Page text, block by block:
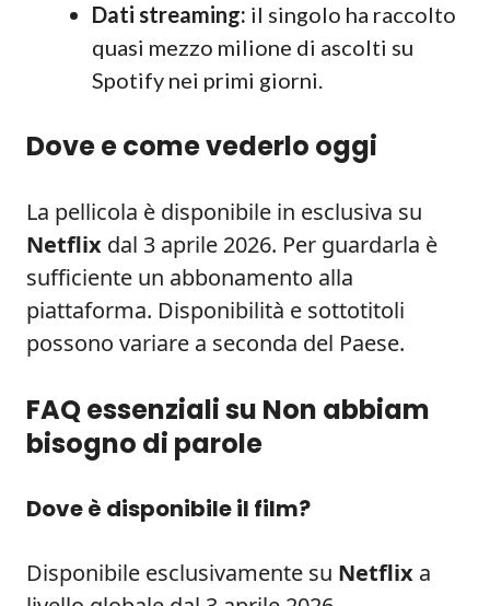
Dati streaming: il singolo ha raccolto
quasi mezzo milione di ascolti su
Spotify nei primi giorni.
Dove e come vederlo oggi
La pellicola è disponibile in esclusiva su
Netflix dal 3 aprile 2026. Per guardarla è
sufficiente un abbonamento alla
piattaforma. Disponibilità e sottotitoli
possono variare a seconda del Paese.
FAQ essenziali su Non abbiam
bisogno di parole
Dove è disponibile il film?
Disponibile esclusivamente su Netflix a